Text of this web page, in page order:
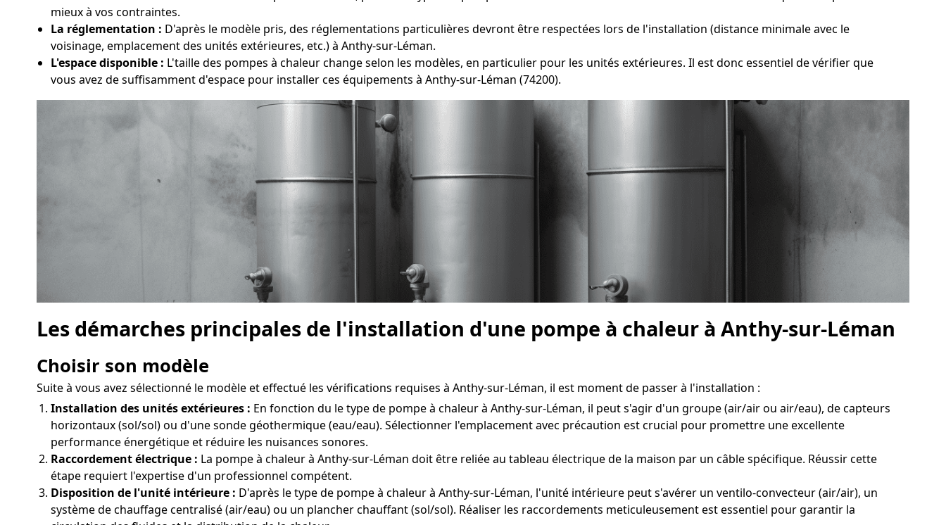
mieux à vos contraintes.
La réglementation : D'après le modèle pris, des réglementations particulières devront être respectées lors de l'installation (distance minimale avec le
voisinage, emplacement des unités extérieures, etc.) à Anthy-sur-Léman.
L'espace disponible : L'taille des pompes à chaleur change selon les modèles, en particulier pour les unités extérieures. Il est donc essentiel de vérifier que
vous avez de suffisamment d'espace pour installer ces équipements à Anthy-sur-Léman (74200).
Les démarches principales de l'installation d'une pompe à chaleur à Anthy-sur-Léman
Choisir son modèle
Suite à vous avez sélectionné le modèle et effectué les vérifications requises à Anthy-sur-Léman, il est moment de passer à l'installation :
Installation des unités extérieures : En fonction du le type de pompe à chaleur à Anthy-sur-Léman, il peut s'agir d'un groupe (air/air ou air/eau), de capteurs
horizontaux (sol/sol) ou d'une sonde géothermique (eau/eau). Sélectionner l'emplacement avec précaution est crucial pour promettre une excellente
performance énergétique et réduire les nuisances sonores.
Raccordement électrique : La pompe à chaleur à Anthy-sur-Léman doit être reliée au tableau électrique de la maison par un câble spécifique. Réussir cette
étape requiert l'expertise d'un professionnel compétent.
Disposition de l'unité intérieure : D'après le type de pompe à chaleur à Anthy-sur-Léman, l'unité intérieure peut s'avérer un ventilo-convecteur (air/air), un
système de chauffage centralisé (air/eau) ou un plancher chauffant (sol/sol). Réaliser les raccordements meticuleusement est essentiel pour garantir la